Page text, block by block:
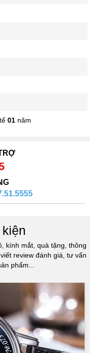
01 năm
kính mắt, quà tặng, thông
review đánh giá, tư vấn
phẩm...